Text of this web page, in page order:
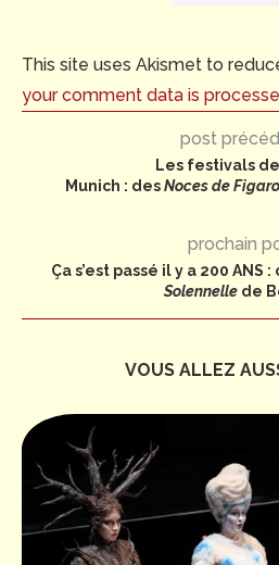
This site uses Akismet to
your comment data is
post
Les festivals
Munich : desNoces de Figaro
prochain
Ça s’est passé il y a 200 ANS
Solennelle de
VOUS ALLEZ